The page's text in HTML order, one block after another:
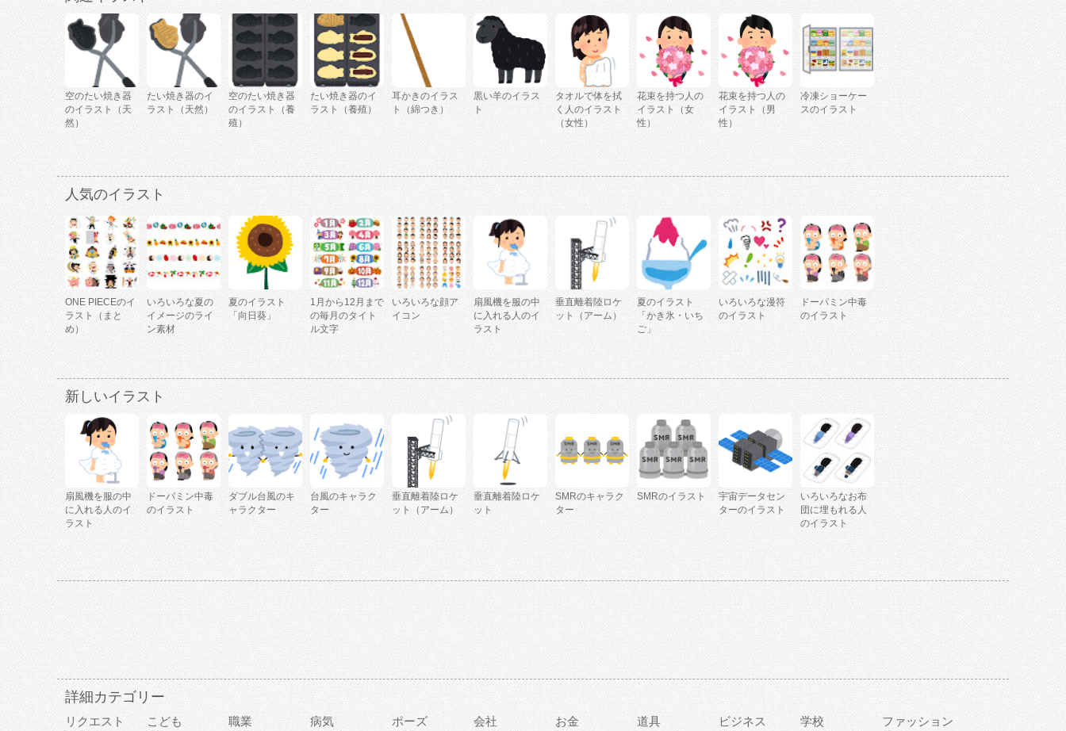
空のたい焼き器
のイラスト（天
然）
たい焼き器のイ
ラスト（天然）
空のたい焼き器
のイラスト（養
殖）
たい焼き器のイ
ラスト（養殖）
耳かきのイラス
ト（綿つき）
黒い羊のイラス
ト
タオルで体を拭
く人のイラスト
（女性）
花束を持つ人の
イラスト（女
性）
花束を持つ人の
イラスト（男
性）
冷凍ショーケー
スのイラスト
人気のイラスト
ONE PIECEのイ
ラスト（まと
め）
いろいろな夏の
イメージのライ
ン素材
夏のイラスト
「向日葵」
1月から12月まで
の毎月のタイト
ル文字
いろいろな顔ア
イコン
扇風機を服の中
に入れる人のイ
ラスト
垂直離着陸ロケ
ット（アーム）
夏のイラスト
「かき氷・いち
ご」
いろいろな漫符
のイラスト
ドーパミン中毒
のイラスト
新しいイラスト
扇風機を服の中
に入れる人のイ
ラスト
ドーパミン中毒
のイラスト
ダブル台風のキ
ャラクター
台風のキャラク
ター
垂直離着陸ロケ
ット（アーム）
垂直離着陸ロケ
ット
SMRのキャラク
ター
SMRのイラスト
宇宙データセン
ターのイラスト
いろいろなお布
団に埋もれる人
のイラスト
詳細カテゴリー
リクエスト こども 職業 病気 ポーズ 会社 お金 道具 ビジネス 学校
ファッション